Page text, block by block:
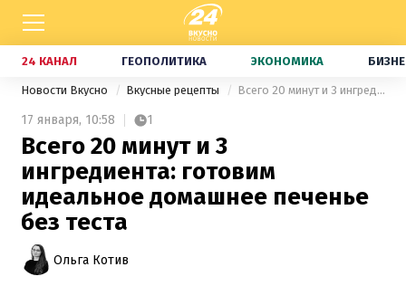
24 КАНАЛ ГЕОПОЛИТИКА ЭКОНОМИКА
Новости Вкусно Вкусные рецепты Всего 20 минут и 3 ингредиента: готовим идеальное домашнее печенье без теста
17 января, 10:58 1
Всего 20 минут и 3
ингредиента: готовим
идеальное домашнее печенье
без теста
Ольга Котив